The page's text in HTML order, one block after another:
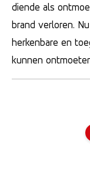
diende als
brand verloren.
herkenbare en
kunnen